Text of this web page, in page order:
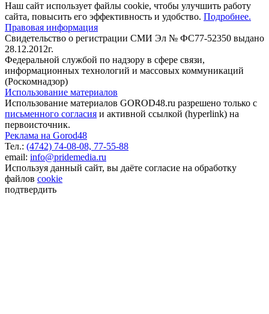
Наш сайт использует файлы cookie, чтобы улучшить работу
сайта, повысить его эффективность и удобство. Подробнее.
Правовая информация
Свидетельство о регистрации СМИ Эл № ФС77-52350 выдано
28.12.2012г.
Федеральной службой по надзору в сфере связи,
информационных технологий и массовых коммуникаций
(Роскомнадзор)
Использование материалов
Использование материалов GOROD48.ru разрешено только с
письменного согласия и активной ссылкой (hyperlink) на
первоисточник.
Реклама на Gorod48
Тел.: (4742) 74-08-08, 77-55-88
email: info@pridemedia.ru
Используя данный сайт, вы даёте согласие на обработку
файлов cookie
подтвердить